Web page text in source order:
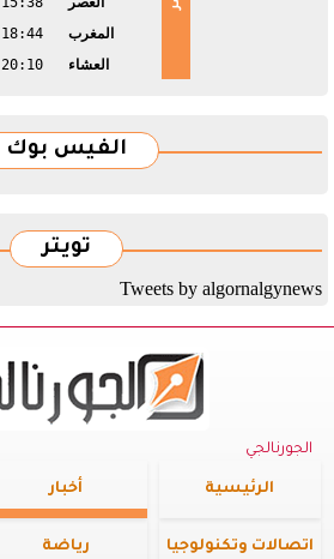
المغرب
18:44
العشاء
20:10
الفيس بوك
تويتر
Tweets by algornalgynews
الجورنالجي
الرئيسية أخبار
اتصالات وتكنولوجيا رياضة